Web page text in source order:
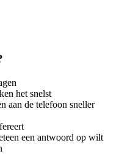
het snelst
aan de telefoon sneller
een antwoord op wilt